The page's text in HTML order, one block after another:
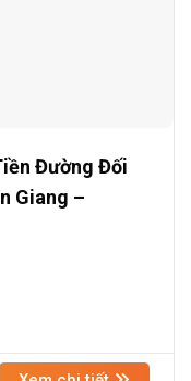
Đường Đối
Giang –